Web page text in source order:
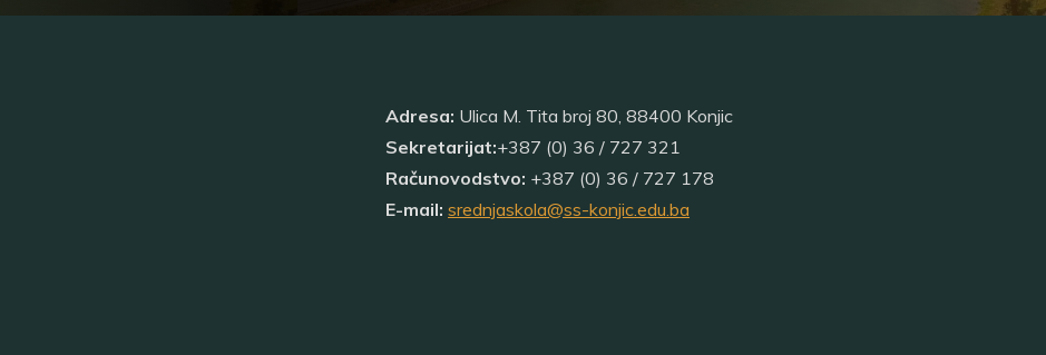
Adresa: Ulica M. Tita broj 80, 88400 Konjic
Sekretarijat:+387 (0) 36 / 727 321
Računovodstvo: +387 (0) 36 / 727 178
E-mail: srednjaskola@ss-konjic.edu.ba